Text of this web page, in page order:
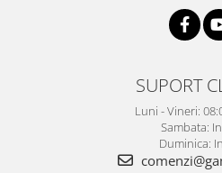
SUPORT
Luni - Vineri:
Sambata:
Duminica: